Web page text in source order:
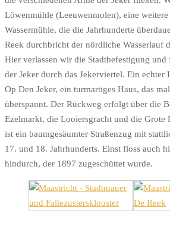
Löwenmühle (Leeuwenmolen), eine weitere
Wassermühle, die die Jahrhunderte
Reek durchbricht der nördliche Wasserlauf
Hier verlassen wir die Stadtbefestigung
der Jeker durch das Jekerviertel. Ein echter
Op Den Jeker, ein turmartiges Haus, das
überspannt. Der Rückweg erfolgt über die
Ezelmarkt, die Looiersgracht und die Grote
ist ein baumgesäumter Straßenzug mit
17. und 18. Jahrhunderts. Einst floss auch
hindurch, der 1897 zugeschüttet wurde.